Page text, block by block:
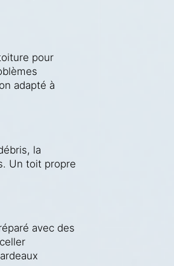
pour
adapté à
la
Un toit propre
avec des